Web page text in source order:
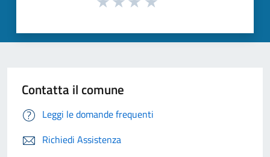
Contatta il comune
Leggi le domande frequenti
Richiedi Assistenza